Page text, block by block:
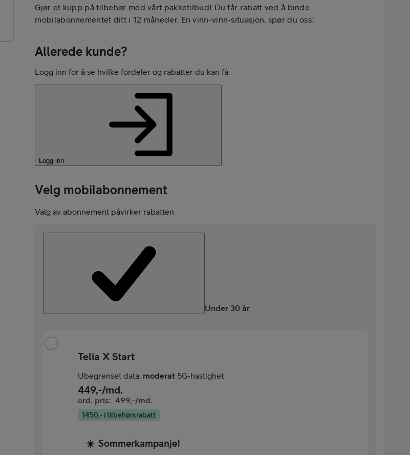
Kampanjer
Mobil med abonnement
Gjør et kupp på tilbehør med vårt pakketilbud! Du får rabatt ved å binde
mobilabonnementet ditt i 12 måneder. En vinn-vinn-situasjon, spør du oss!
Allerede kunde?
Logg inn for å se hvilke fordeler og rabatter du kan få.
Logg inn
Velg mobilabonnement
Valg av abonnement påvirker rabatten
Under 30 år
Telia X Start
Ubegrenset data, moderat 5G-hastighet
449,-/md.
ord. pris: 499,-/md.
1450,- i tilbehørsrabatt
☀️ Sommerkampanje!